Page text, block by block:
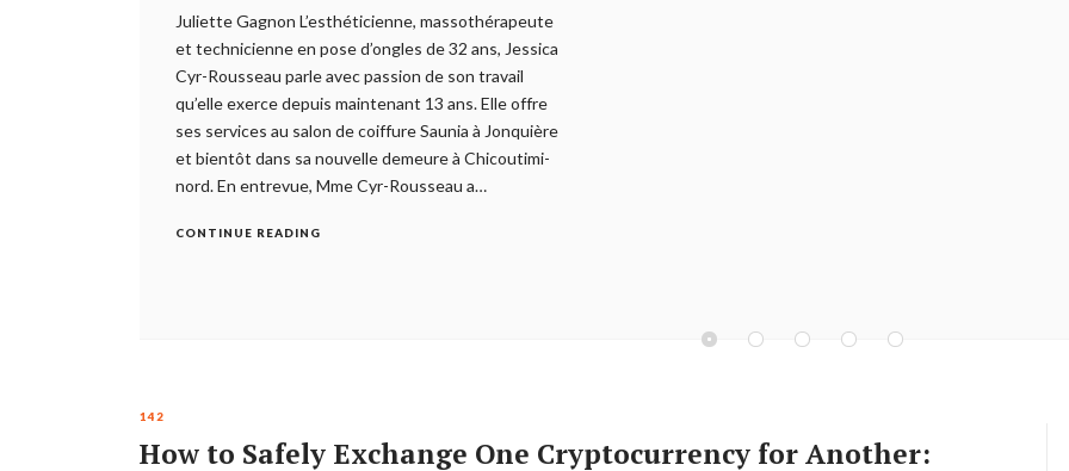
Juliette Gagnon L’esthéticienne, massothérapeute
et technicienne en pose d’ongles de 32 ans, Jessica
Cyr-Rousseau parle avec passion de son travail
qu’elle exerce depuis maintenant 13 ans. Elle offre
ses services au salon de coiffure Saunia à Jonquière
et bientôt dans sa nouvelle demeure à Chicoutimi-
nord. En entrevue, Mme Cyr-Rousseau a…
CONTINUE READING
142
How to Safely Exchange One Cryptocurrency for Another: